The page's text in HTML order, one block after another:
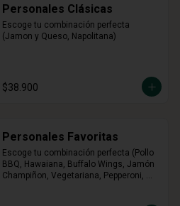
Personales Clásicas
Escoge tu combinación perfecta
(Jamon y Queso, Napolitana)
$38.900
Personales Favoritas
Escoge tu combinación perfecta (Pollo
BBQ, Hawaiana, Buffalo Wings, Jamón
Champiñon, Vegetariana, Pepperoni,